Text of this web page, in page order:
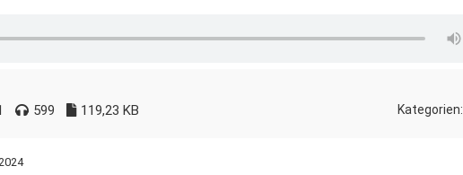
599 119,23 KB Kategorien: